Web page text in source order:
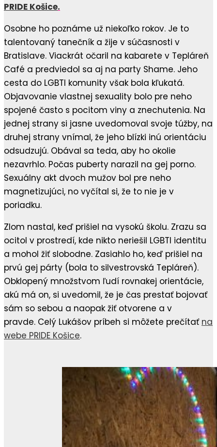
PRIDE Košice.
Osobne ho poznáme už niekoľko rokov. Je to
talentovaný tanečník a žije v súčasnosti v
Bratislave. Viackrát očaril na kabarete v Tepláreň
Café a predviedol sa aj na party Shame. Jeho
cesta do LGBTI komunity však bola kľukatá.
Objavovanie vlastnej sexuality bolo pre neho
spojené často s pocitom viny a znechutenia. Na
jednej strany si jasne uvedomoval svoje túžby, na
druhej strany vnímal, že jeho blízki inú orientáciu
odsudzujú. Obával sa teda, aby ho okolie
nezavrhlo. Počas puberty narazil na gej porno.
Sexuálny akt dvoch mužov bol pre neho
magnetizujúci, no vyčítal si, že to nie je v
poriadku.
Zlom nastal, keď prišiel na vysokú školu. Zrazu sa
ocitol v prostredí, kde nikto neriešil LGBTI identitu
a mohol žiť slobodne. Zasiahlo ho, keď prišiel na
prvú gej párty (bola to silvestrovská Tepláreň).
Obklopený množstvom ľudí rovnakej orientácie,
akú má on, si uvedomil, že je čas prestať bojovať
sám so sebou a naopak žiť otvorene a v
pravde. Celý Lukášov príbeh si môžete prečítať na
webe PRIDE Košice.